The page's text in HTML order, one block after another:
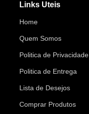
Links Uteis
Home
Quem Somos
Politica de Privacidade
Politica de Entrega
Lista de Desejos
Comprar Produtos